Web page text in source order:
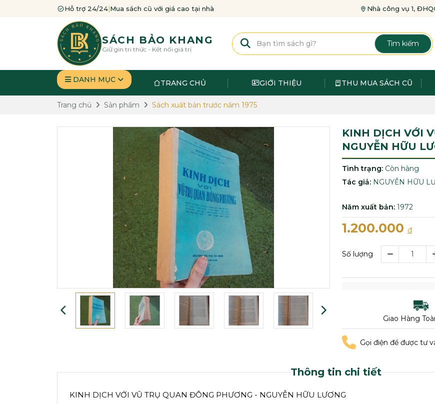
Hỗ trợ 24/24|Mua sách cũ với giá cao tại nhà Nhà công vụ 1,
SÁCH BẢO KHANG
Giữ gìn tri thức - Kết nối giá trị
Tìm kiếm
DANH MỤC TRANG CHỦ GIỚI THIỆU THU MUA SÁCH CŨ
Trang chủ Sản phẩm Sách xuất bản trước năm 1975
KINH DỊCH VỚI
NGUYỄN HỮU
Tình trạng: Còn hàng
Tác giả: NGUYỄN HỮU
Năm xuất bản: 1972
1.200.000 đ
Số lượng
Giao Hàng
Gọi điện để được tư
Thông tin chi tiết
KINH DỊCH VỚI VŨ TRỤ QUAN ĐÔNG PHƯƠNG - NGUYỄN HỮU LƯƠNG